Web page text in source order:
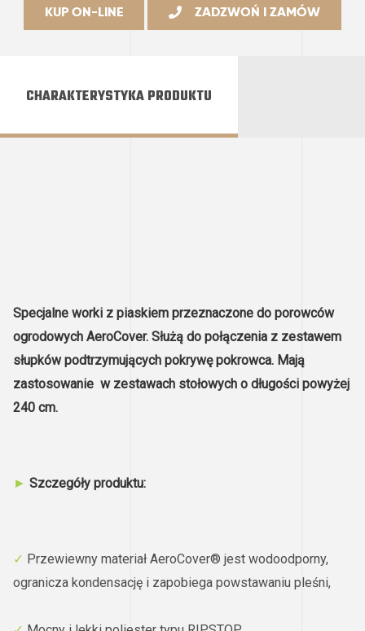
KUP ON-LINE ZADZWOŃ I ZAMÓW
CHARAKTERYSTYKA PRODUKTU
Specjalne worki z piaskiem przeznaczone do porowców
ogrodowych AeroCover. Służą do połączenia z zestawem
słupków podtrzymujących pokrywę pokrowca. Mają
zastosowanie w zestawach stołowych o długości powyżej
240 cm.
► Szczegóły produktu:
✓ Przewiewny materiał AeroCover® jest wodoodporny,
ogranicza kondensację i zapobiega powstawaniu pleśni,